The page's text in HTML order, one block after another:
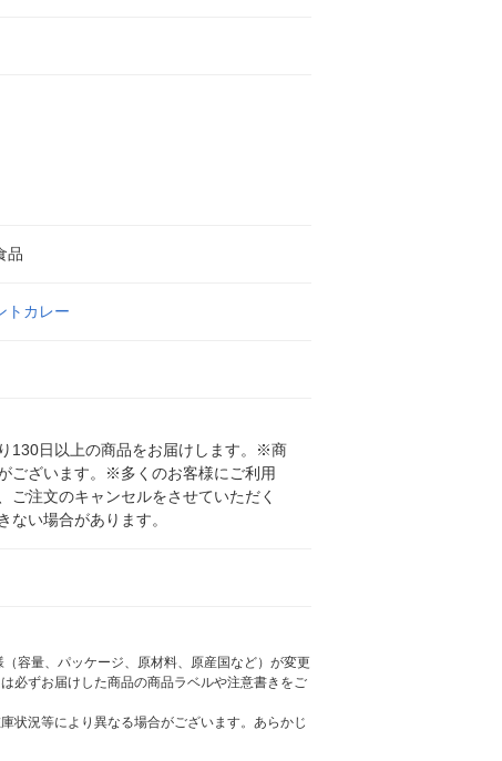
品
トカレー
130日以上の商品をお届けします。※商
ございます。※多くのお客様にご利用
注文のキャンセルをさせていただく
い場合があります。
容量、パッケージ、原材料、原産国など）が変更
必ずお届けした商品の商品ラベルや注意書きをご
状況等により異なる場合がございます。あらかじ